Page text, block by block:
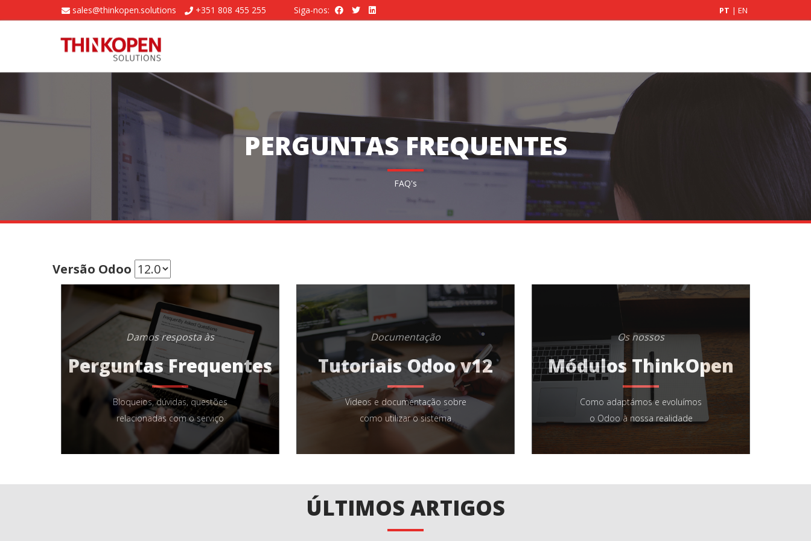
sales@thinkopen.solutions +351 808 455 255 Siga-nos: PT | EN
PERGUNTAS FREQUENTES
FAQ's
Versão Odoo
Damos resposta às
Perguntas Frequentes
Bloqueios, dúvidas, questões
relacionadas com o serviço
Documentação
Tutoriais Odoo v12
Videos e documentação sobre
como utilizar o sistema
Os nossos
Módulos ThinkOpen
Como adaptámos e evoluímos
o Odoo à nossa realidade
ÚLTIMOS ARTIGOS